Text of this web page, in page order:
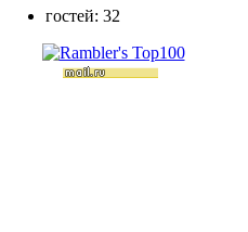
гостей: 32